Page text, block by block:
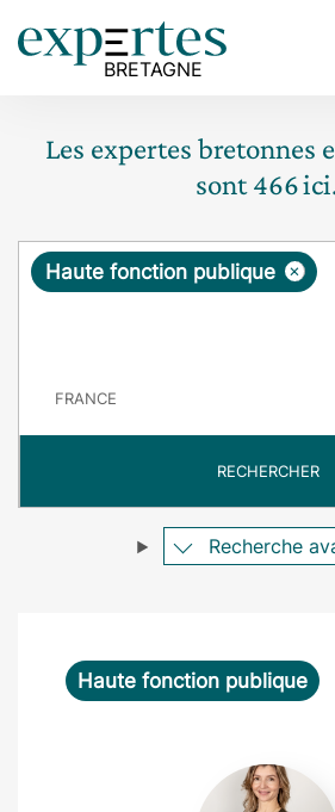
Les expertes bretonnes
sont466
R
ê
e
×
Haute fonction publique
RECHERCHER
Recherche
Haute fonction publique
Fleur
Jourdan